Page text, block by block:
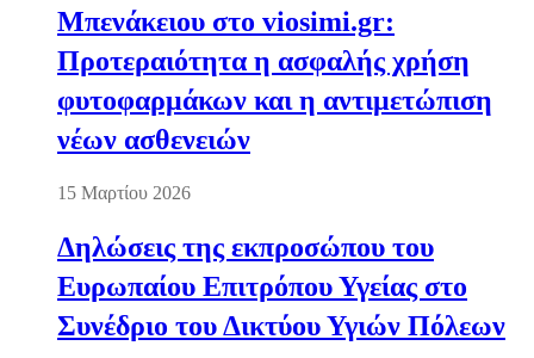
Μπενάκειου στο viosimi.gr:
Προτεραιότητα η ασφαλής χρήση
φυτοφαρμάκων και η αντιμετώπιση
νέων ασθενειών
15 Μαρτίου 2026
Δηλώσεις της εκπροσώπου του
Ευρωπαίου Επιτρόπου Υγείας στο
Συνέδριο του Δικτύου Υγιών Πόλεων